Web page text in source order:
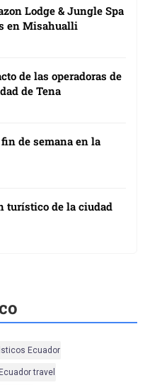
Lodge & Jungle Spa
en Misahualli
de las operadoras de
de Tena
de semana en la
turístico de la ciudad
Ecuador
Ecuador travel